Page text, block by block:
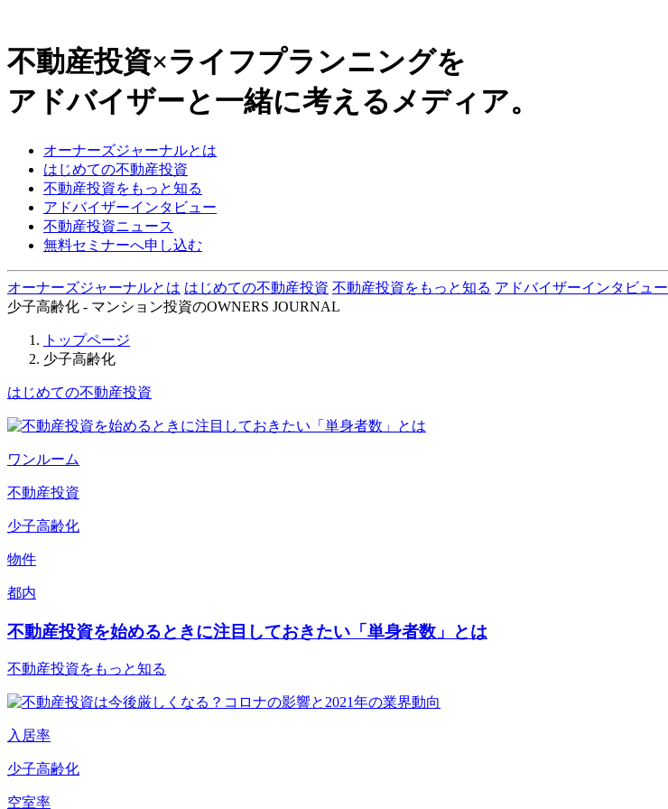
不動産投資×ライフプランニングを
アドバイザーと一緒に考えるメディア。
オーナーズジャーナルとは
はじめての不動産投資
不動産投資をもっと知る
アドバイザーインタビュー
不動産投資ニュース
無料セミナーへ申し込む
オーナーズジャーナルとは はじめての不動産投資 不動産投資をもっと知る アドバイザーインタビュー
少子高齢化 - マンション投資のOWNERS JOURNAL
トップページ
少子高齢化
はじめての不動産投資
ワンルーム
不動産投資
少子高齢化
物件
都内
不動産投資を始めるときに注目しておきたい「単身者数」とは
不動産投資をもっと知る
入居率
少子高齢化
空室率